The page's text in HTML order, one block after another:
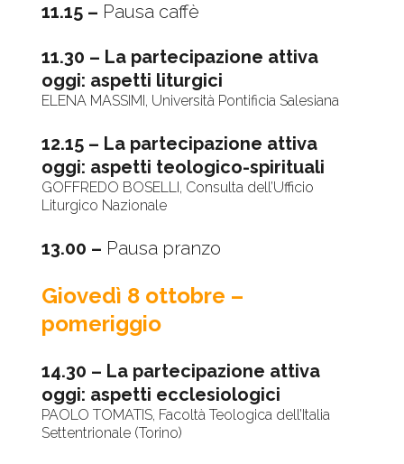
11.15 – Pausa caffè
11.30 – La partecipazione attiva
oggi: aspetti liturgici
ELENA MASSIMI, Università Pontificia Salesiana
12.15 – La partecipazione attiva
oggi: aspetti teologico-spirituali
GOFFREDO BOSELLI, Consulta dell’Ufficio
Liturgico Nazionale
13.00 – Pausa pranzo
Giovedì 8 ottobre –
pomeriggio
14.30 – La partecipazione attiva
oggi: aspetti ecclesiologici
PAOLO TOMATIS, Facoltà Teologica dell’Italia
Settentrionale (Torino)